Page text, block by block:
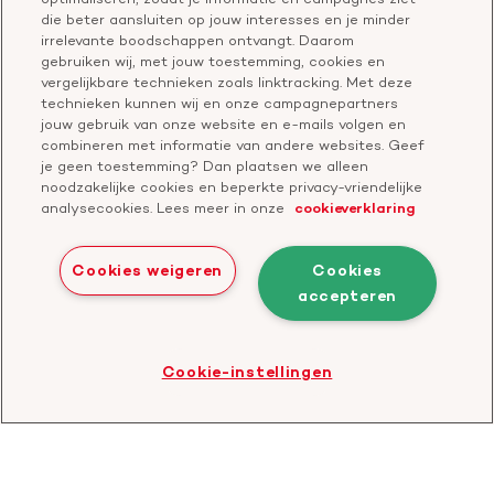
Geef ter nagedachtenis
Start een actie
Vragen over donateurschap
Klachtenformulier
Check je gesprek
Doneer
Bezoek
onze
Facebook
Bezoek
ons
YouTube
Bezoek
onze
LinkedIn
Bezoek
onze
TikTok
profiel
Bezoek
onze
Twitter
profiel
Bezoek
onze
Threads
profiel
Privacyverklaring
Bezoek
die beter aansluiten op jouw interesses en je minder
irrelevante boodschappen ontvangt. Daarom
gebruiken wij, met jouw toestemming, cookies en
vergelijkbare technieken zoals linktracking. Met deze
technieken kunnen wij en onze campagnepartners
jouw gebruik van onze website en e-mails volgen en
combineren met informatie van andere websites. Geef
je geen toestemming? Dan plaatsen we alleen
noodzakelijke cookies en beperkte privacy-vriendelijke
analysecookies. Lees meer in onze
cookieverklaring
Cookies
accepteren
Cookies weigeren
Cookie-instellingen